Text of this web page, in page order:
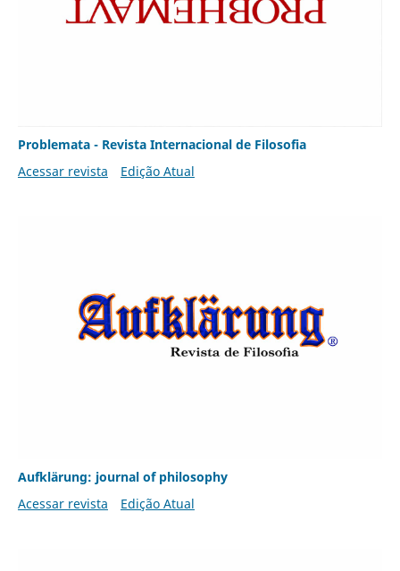
Problemata - Revista Internacional de Filosofia
Acessar revista
Edição Atual
Aufklärung: journal of philosophy
Acessar revista
Edição Atual